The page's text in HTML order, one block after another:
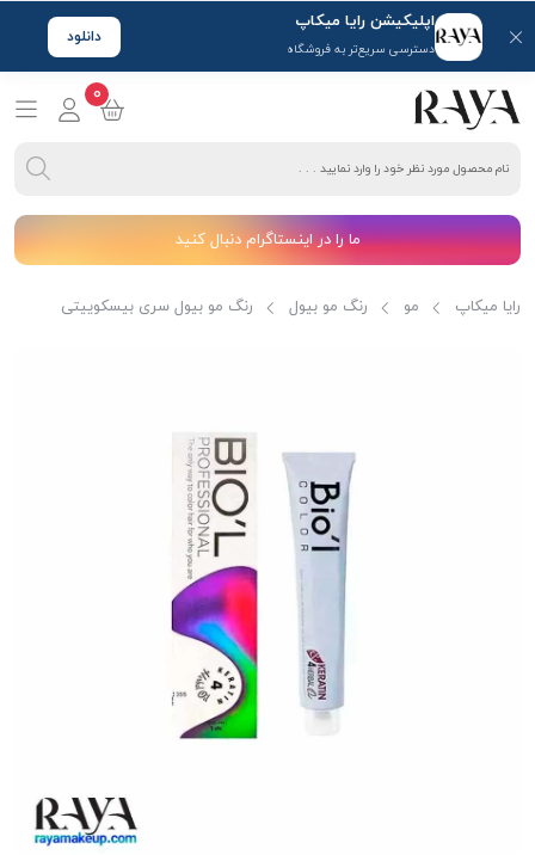
اپلیکیشن رایا میکاپ
دسترسی سریع‌تر به فروشگاه
دانلود
0
ما را در اینستاگرام دنبال کنید
رایا میکاپ مو رنگ مو بیول رنگ مو بیول سری بیسکوییتی